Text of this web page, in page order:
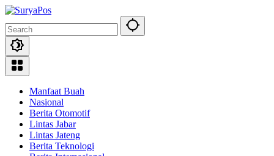
Skip
content
Manfaat Buah
Nasional
Berita Otomotif
Lintas Jabar
Lintas Jateng
Berita Teknologi